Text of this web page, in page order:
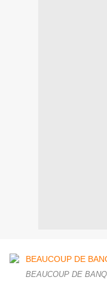
BEAUCOUP DE